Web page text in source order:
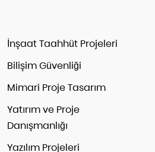
İnşaat Taahhüt Projeleri
Bilişim Güvenliği
Mimari Proje Tasarım
Yatırım ve Proje
Danışmanlığı
Yazılım Projeleri